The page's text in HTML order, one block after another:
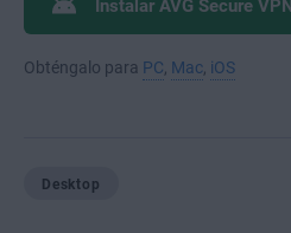
Instalar AVG Secure VPN
Obténgalo para PC Mac iOS
Desktop